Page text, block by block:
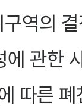
역의
에 관한
따른